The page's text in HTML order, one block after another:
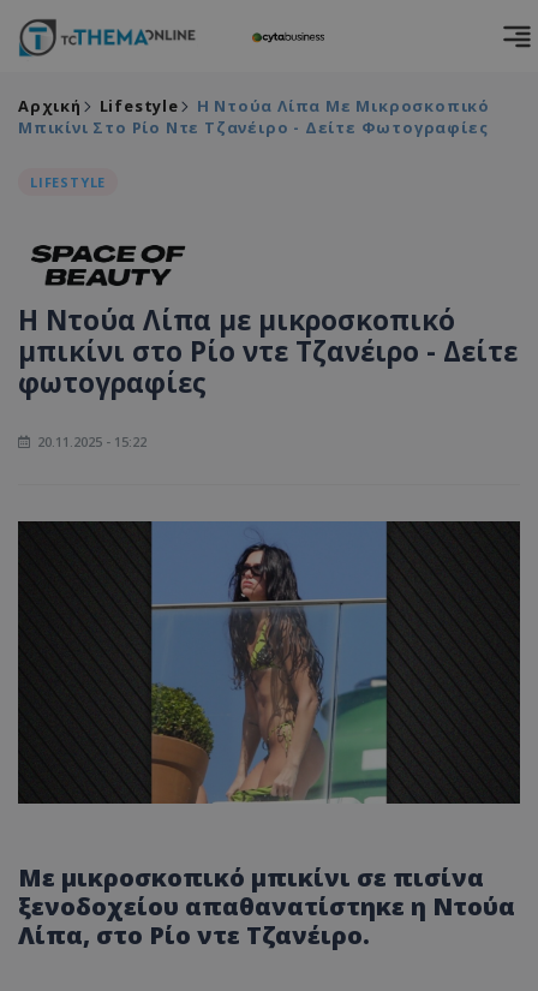
Αρχική Lifestyle
Η Ντούα Λίπα Με Μικροσκοπικό
Μπικίνι Στο Ρίο Ντε Τζανέιρο - Δείτε Φωτογραφίες
LIFESTYLE
Η Ντούα Λίπα με μικροσκοπικό
μπικίνι στο Ρίο ντε Τζανέιρο - Δείτε
φωτογραφίες
20.11.2025 - 15:22
Με μικροσκοπικό μπικίνι σε πισίνα
ξενοδοχείου απαθανατίστηκε η Ντούα
Λίπα, στο Ρίο ντε Τζανέιρο.